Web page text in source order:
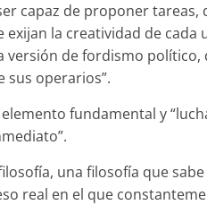
capaz de proponer tareas,
la creatividad de cada
versión de fordismo
sus operarios”.
fundamental y
una filosofía que
real en el que